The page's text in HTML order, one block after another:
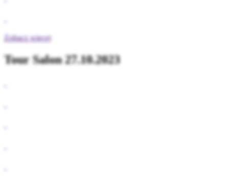
Zobacz więcej
Tour Salon 27.10.2023